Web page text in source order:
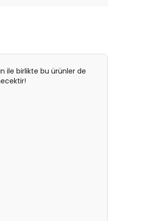
ile birlikte bu ürünler de